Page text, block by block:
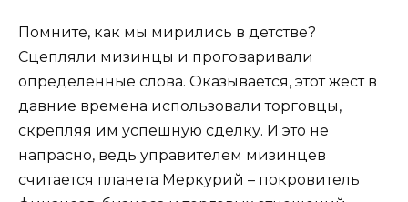
Помните, как мы мирились в детстве?
Сцепляли мизинцы и проговаривали
определенные слова. Оказывается, этот жест в
давние времена использовали торговцы,
скрепляя им успешную сделку. И это не
напрасно, ведь управителем мизинцев
считается планета Меркурий – покровитель